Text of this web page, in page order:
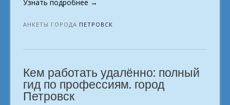
Узнать подробнее
через
Петровск»
→
АНКЕТЫ ГОРОДА ПЕТРОВСК
Кем работать удалённо: полный
гид по профессиям. город
Петровск